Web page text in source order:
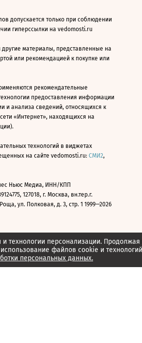
технологии персонализации. Продолжая
файлов cookie и
персональных данных.
допускается только при соблюдении
гиперссылки на vedomosti.ru
другие материалы, представленные на
или рекомендацией к покупке или
рекомендательные
предоставления информации
и анализа сведений, относящихся к
«Интернет», находящихся на
технологий в виджетах
на сайте vedomosti.ru: СМИ2,
Ньюс Медиа, ИНН/КПП
127018, г. Москва, вн.тер.г.
ул. Полковая, д. 3, стр. 1 1999—2026